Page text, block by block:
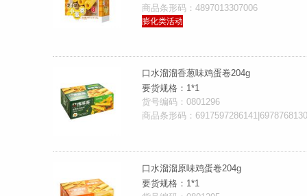
商品条形码：4897013307006
膨化类活动
口水溜溜香葱味鸡蛋卷204g
要货规格：1*1
货号编码：0801296
商品条形码：
口水溜溜原味鸡蛋卷204g
要货规格：1*1